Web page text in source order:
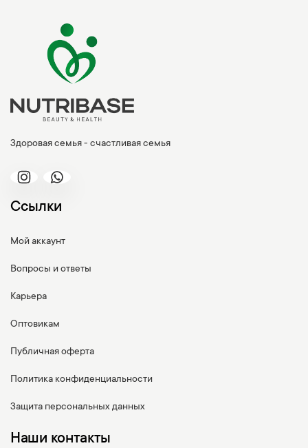
Здоровая семья - счастливая семья
Ссылки
Мой аккаунт
Вопросы и ответы
Карьера
Оптовикам
Публичная оферта
Политика конфиденциальности
Защита персональных данных
Наши контакты